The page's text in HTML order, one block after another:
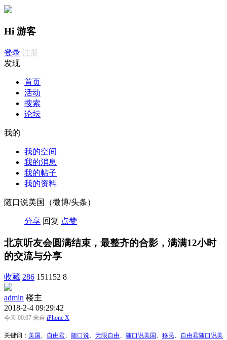
Hi 游客
登录 注册
发现
首页
活动
搜索
论坛
我的
我的空间
我的消息
我的帖子
我的资料
随口说美国（微博/头条）
分享 回复 点赞
北京听友会圆满结束，最整齐的合影，满满12小时
的交流与分享
收藏 286 151152 8
admin 楼主
2018-2-4 09:29:42
今天 00:07 来自 iPhone X
关键词： 美国 、 自由君、 随口说、 无限自由、 随口说美国 、 移民、 自由君随口说美